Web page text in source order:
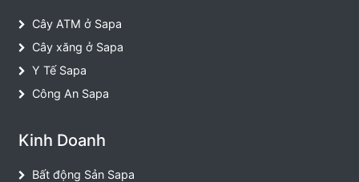
Cây ATM ở Sapa
Cây xăng ở Sapa
Y Tế Sapa
Công An Sapa
Kinh Doanh
Bất động Sản Sapa